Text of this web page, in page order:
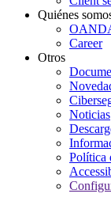
Quiénes
Career
Otros
Noticias
Política